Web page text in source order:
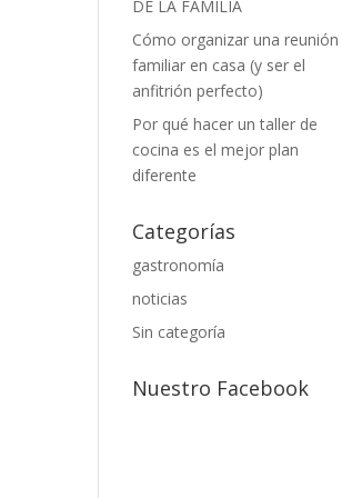
DE LA FAMILIA
Cómo organizar una reunión
familiar en casa (y ser el
anfitrión perfecto)
Por qué hacer un taller de
cocina es el mejor plan
diferente
Categorías
gastronomía
noticias
Sin categoría
Nuestro Facebook